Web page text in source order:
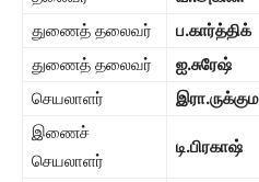
துணைத் தலைவர்
ப.கார்த்திக்
துணைத் தலைவர்
ஐ.சுரேஷ்
செயலாளர்
இணைச்
செயலாளர்
டி.பிரகாஷ்